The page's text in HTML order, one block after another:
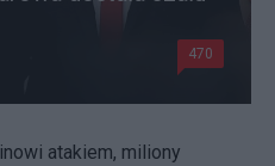
470
atakiem, miliony